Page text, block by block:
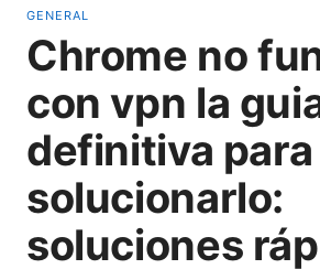
GENERAL
Chrome no
con vpn la
definitiva para
solucionarlo:
soluciones